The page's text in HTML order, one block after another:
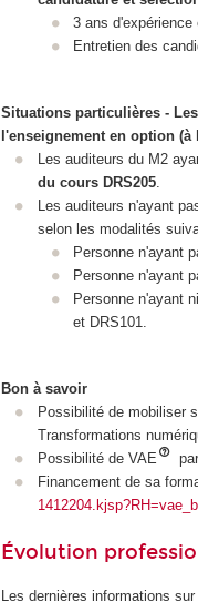
3 ans d'expérience
Entretien des
Situations particulières -
l'enseignement en option
Les auditeurs du M2
du cours DRS205.
Les auditeurs n'ayant
selon les modalités
Personne n'ayant
Personne n'ayant
Personne n'ayant
et DRS101.
Bon à savoir
Possibilité de mobiliser
Transformations
Possibilité de VAE
Financement de sa
Évolution
Les dernières informations